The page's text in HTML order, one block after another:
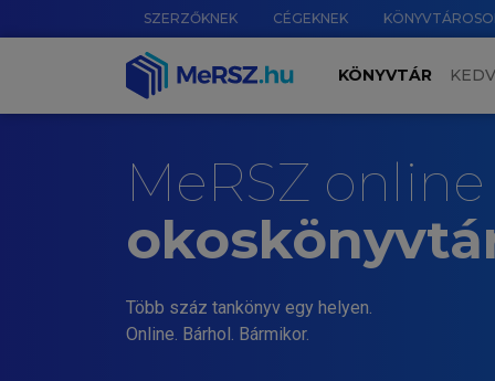
SZERZŐKNEK CÉGEKNEK
KÖNYVTÁR
MeRSZ online
Több száz tankönyv egy helyen.
Online. Bárhol. Bármikor.